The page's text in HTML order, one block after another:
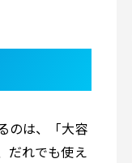
のは、「大容
だれでも使え